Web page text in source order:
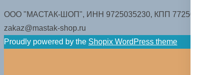
ООО "МАСТАК-ШОП", ИНН 9725035230, КПП 772501001.
zakaz@mastak-shop.ru
Proudly powered by the Shopix WordPress theme